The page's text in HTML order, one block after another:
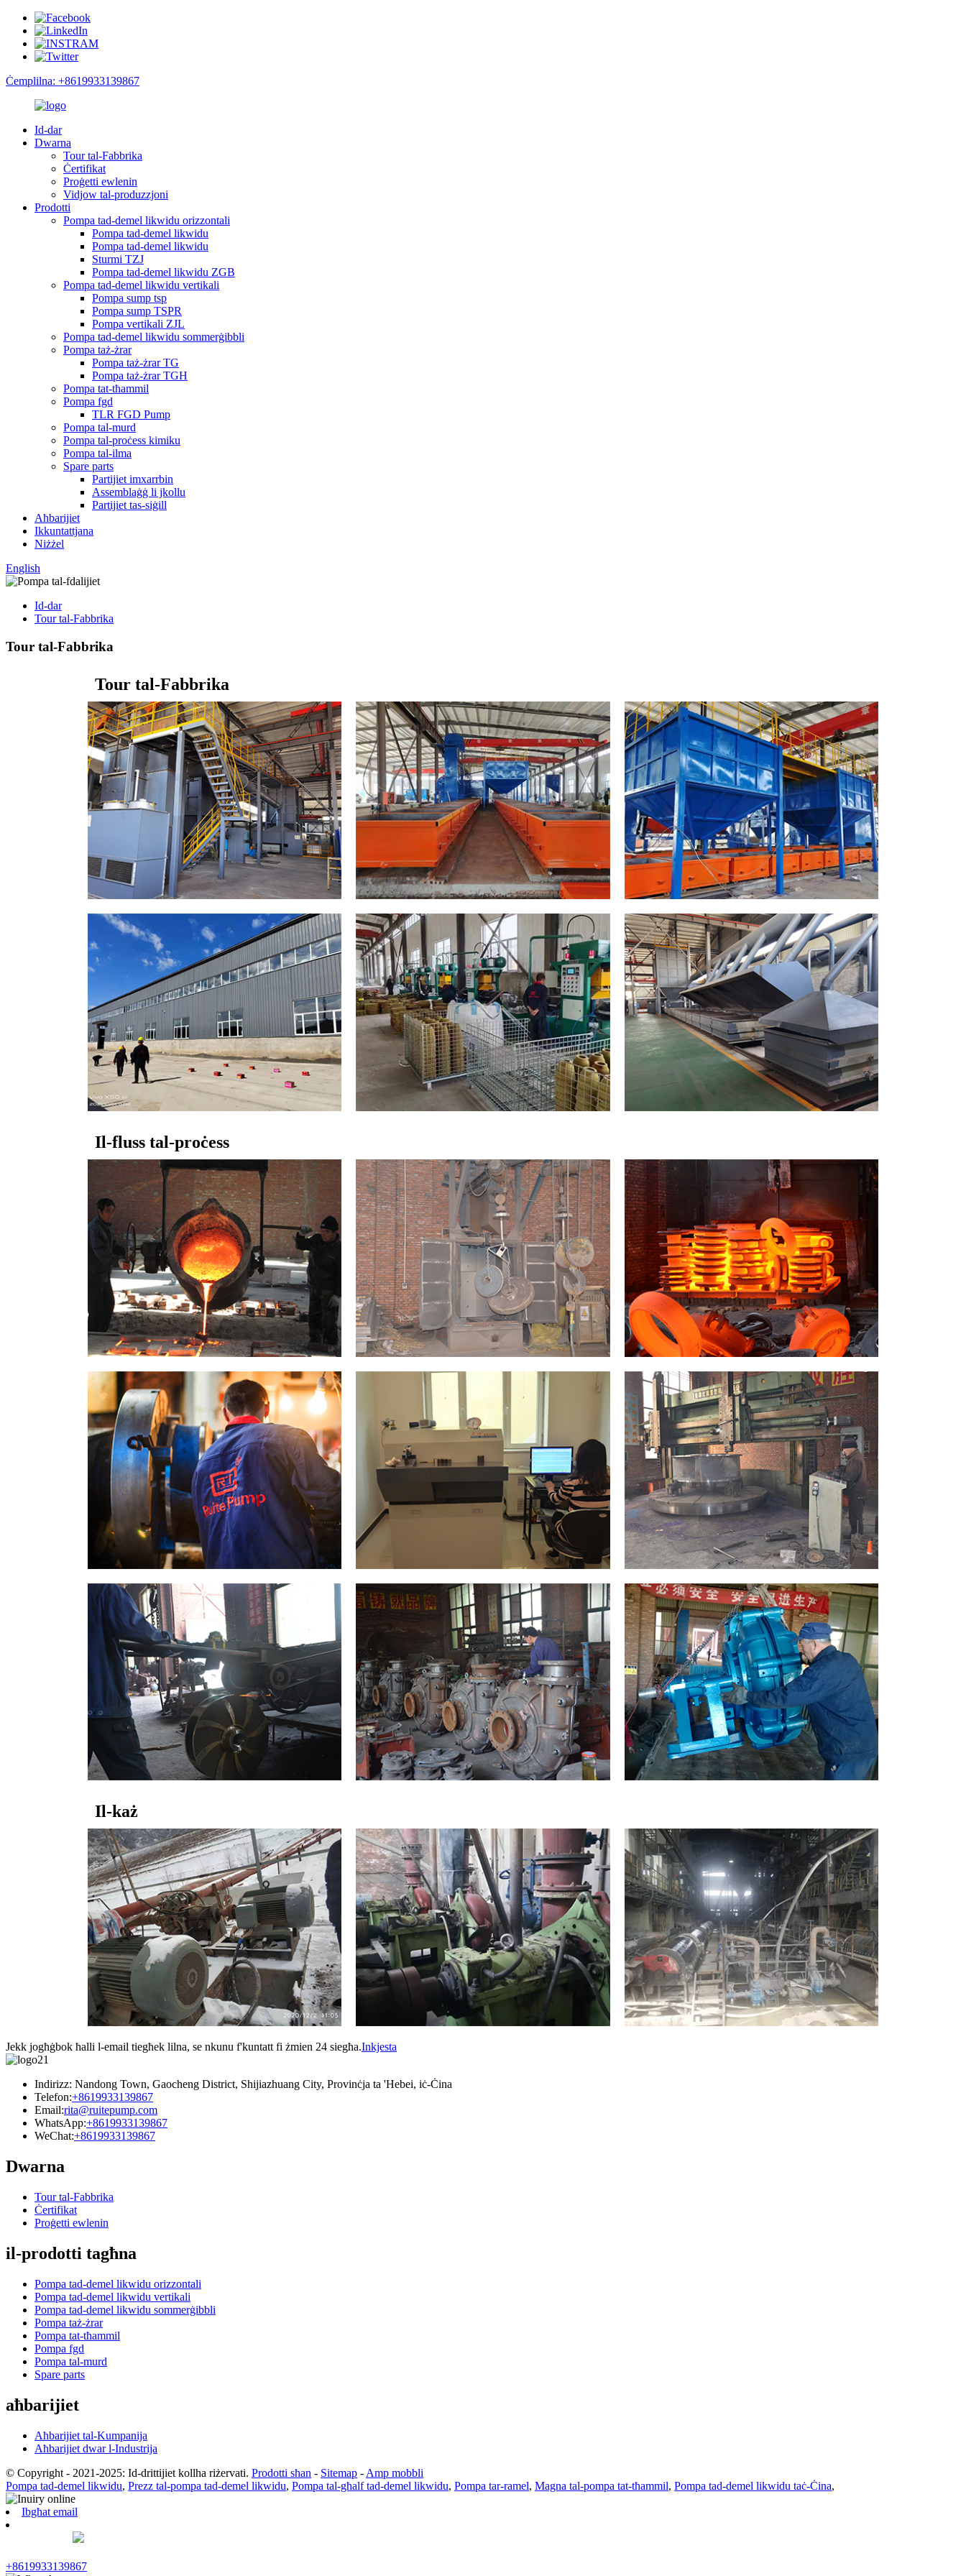
Ċemplilna: +8619933139867
Id-dar
Dwarna
Tour tal-Fabbrika
Ċertifikat
Proġetti ewlenin
Vidjow tal-produzzjoni
Prodotti
Pompa tad-demel likwidu orizzontali
Pompa tad-demel likwidu
Pompa tad-demel likwidu
Sturmi TZJ
Pompa tad-demel likwidu ZGB
Pompa tad-demel likwidu vertikali
Pompa sump tsp
Pompa sump TSPR
Pompa vertikali ZJL
Pompa tad-demel likwidu sommerġibbli
Pompa taż-żrar
Pompa taż-żrar TG
Pompa taż-żrar TGH
Pompa tat-tħammil
Pompa fgd
TLR FGD Pump
Pompa tal-murd
Pompa tal-proċess kimiku
Pompa tal-ilma
Spare parts
Partijiet imxarrbin
Assemblaġġ li jkollu
Partijiet tas-siġill
Aħbarijiet
Ikkuntattjana
Niżżel
English
Id-dar
Tour tal-Fabbrika
Tour tal-Fabbrika
Tour tal-Fabbrika
Il-fluss tal-proċess
Il-każ
Jekk jogħġbok ħalli l-email tiegħek lilna, se nkunu f'kuntatt fi żmien 24 siegħa.Inkjesta
Indirizz: Nandong Town, Gaocheng District, Shijiazhuang City, Provinċja ta 'Hebei, iċ-Ċina
Telefon:+8619933139867
Email:rita@ruitepump.com
WhatsApp:+8619933139867
WeChat:+8619933139867
Dwarna
Tour tal-Fabbrika
Ċertifikat
Proġetti ewlenin
il-prodotti tagħna
Pompa tad-demel likwidu orizzontali
Pompa tad-demel likwidu vertikali
Pompa tad-demel likwidu sommerġibbli
Pompa taż-żrar
Pompa tat-tħammil
Pompa fgd
Pompa tal-murd
Spare parts
aħbarijiet
Aħbarijiet tal-Kumpanija
Aħbarijiet dwar l-Industrija
© Copyright - 2021-2025: Id-drittijiet kollha riżervati. Prodotti sħan - Sitemap - Amp mobbli
Pompa tad-demel likwidu, Prezz tal-pompa tad-demel likwidu, Pompa tal-għalf tad-demel likwidu, Pompa tar-ramel, Magna tal-pompa tat-tħammil, Pompa tad-demel likwidu taċ-Ċina,
Ibgħat email
+8619933139867